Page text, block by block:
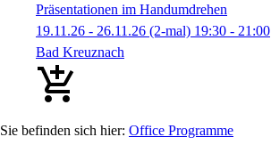
Präsentationen im Handumdrehen
19.11.26 - 26.11.26 (2-mal) 19:30 - 21:00
Bad Kreuznach
Office Programme